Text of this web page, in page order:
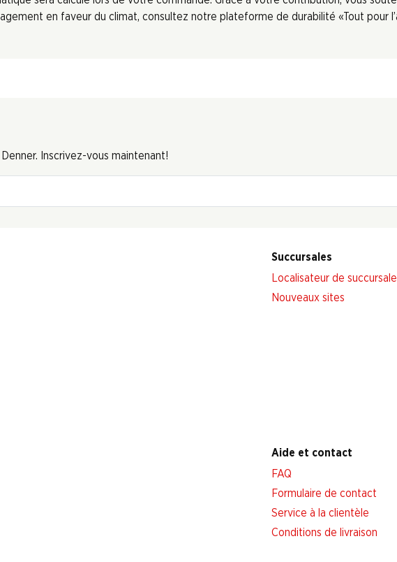
en faveur du climat, consultez notre plateforme de durabilité «Tout pour
Inscrivez-vous maintenant!
Succursales
Localisateur de
Nouveaux sites
Aide et contact
FAQ
Formulaire de contact
Service à la clientèle
Conditions de livraison